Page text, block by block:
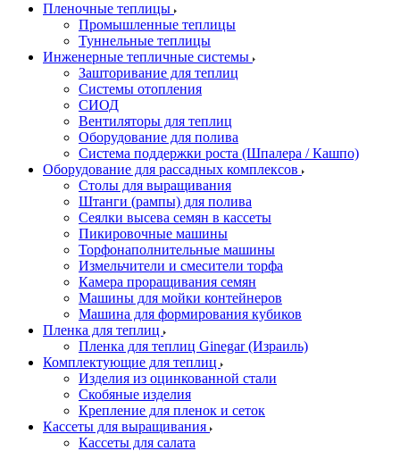
Пленочные теплицы
Промышленные теплицы
Туннельные теплицы
Инженерные тепличные системы
Зашторивание для теплиц
Системы отопления
СИОД
Вентиляторы для теплиц
Оборудование для полива
Система поддержки роста (Шпалера / Кашпо)
Оборудование для рассадных комплексов
Столы для выращивания
Штанги (рампы) для полива
Сеялки высева семян в кассеты
Пикировочные машины
Торфонаполнительные машины
Измельчители и смесители торфа
Камера проращивания семян
Машины для мойки контейнеров
Машина для формирования кубиков
Пленка для теплиц
Пленка для теплиц Ginegar (Израиль)
Комплектующие для теплиц
Изделия из оцинкованной стали
Скобяные изделия
Крепление для пленок и сеток
Кассеты для выращивания
Кассеты для салата